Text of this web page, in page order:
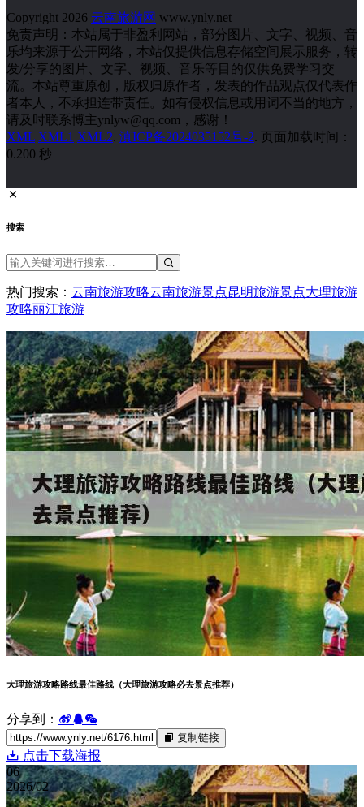
Copyright 2026 云南旅游网 www.ynly.net
免责声明：本站属于非盈利网站，部分图片、文字、视频、音
乐均来源于公开网络，本站仅提供信息存储空间展示服务，转
发/分享的图片、文字、视频、音乐等目的仅供免费学习交
流。本站尊重原创，版权归原作者，发表的作品观点仅代表作
者本人，不承担连带责任。如有侵权信息或用词不当的地方，
请及时联系博主ynlyw@qq.com，感谢！
XML XML1 XML2. 滇ICP备2024035152号-2. 页面加载时间：
0.200 秒
搜索
热门搜索： 云南旅游攻略云南旅游景点昆明旅游景点大理旅游
攻略丽江旅游
大理旅游攻略路线最佳路线（大理旅游攻略必去景点推荐）
分享到：
复制链接
点击下载海报
06
2026/02